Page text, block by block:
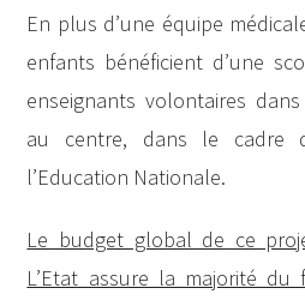
En plus d’une équipe
enfants bénéficient d’une
enseignants volontaires
au centre, dans le cadre
l’Education Nationale.
Le budget global de ce
L’Etat assure la majorité du